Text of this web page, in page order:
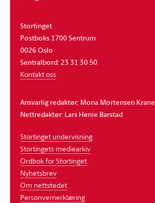
Stortinget
Postboks 1700 Sentrum
0026 Oslo
Sentralbord: 23 31 30 50
Kontakt oss
Ansvarlig redaktør: Mona Mortensen Krane
Nettredaktør: Lars Henie Barstad
Stortinget undervisning
Stortingets mediearkiv
Ordbok for Stortinget
Nyhetsbrev
Om nettstedet
Personvernerklæring